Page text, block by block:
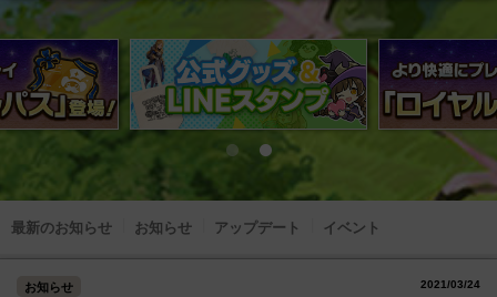
最新のお知らせ お知らせ アップデート イベント
お知らせ 2021/03/24